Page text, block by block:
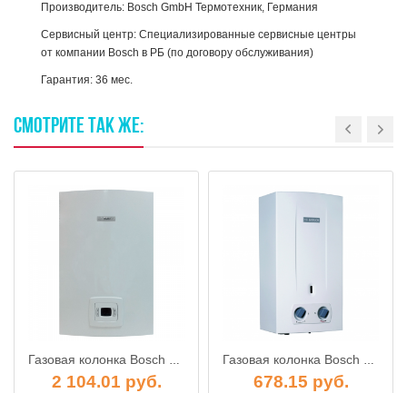
Производитель: Bosch GmbH Термотехник, Германия
Сервисный центр: Специализированные сервисные центры
от компании Bosch в РБ (по договору обслуживания)
Гарантия: 36 мес.
СМОТРИТЕ ТАКЖЕ:
Газовая колонка Bosch Therm 4000 WTD18 AME
2 104.01 руб.
Газовая колонка Bosch Therm 2000 W 10 KB
678.15 руб.